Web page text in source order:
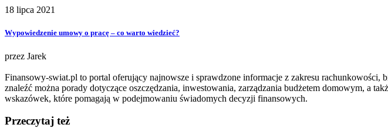
18 lipca 2021
Wypowiedzenie umowy o pracę – co warto wiedzieć?
przez Jarek
Finansowy-swiat.pl to portal oferujący najnowsze i sprawdzone informacje z zakresu
znaleźć można porady dotyczące oszczędzania, inwestowania, zarządzania budżetem domowym, a
wskazówek, które pomagają w podejmowaniu świadomych decyzji finansowych.
Przeczytaj też